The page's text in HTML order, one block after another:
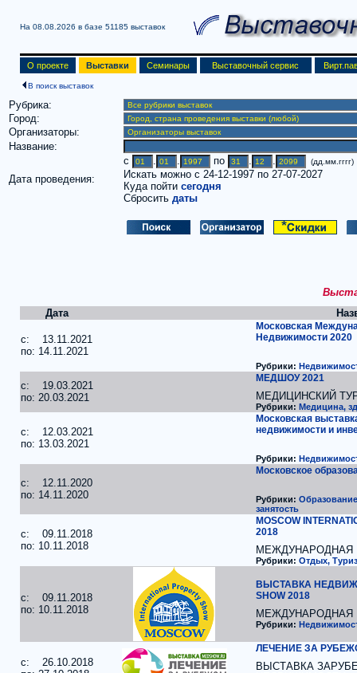
На 08.08.2026 в базе 51185 выставок
О проекте Выставки Семинары Выставочный сервис
В поиск выставок
Рубрика:
Город:
Организаторы:
Название:
Дата проведения:
c . . по . . (дд.мм.гггг)
Искать можно с 24-12-1997 по 27-07-2027
Куда пойти сегодня
Сбросить даты
Дата
c: 13.11.2021
по: 14.11.2021
Московская
Недвижимости 2020
Рубрики:
c: 19.03.2021
по: 20.03.2021
МЕДШОУ 2021
МЕДИЦИНСКИЙ
Рубрики: Медицина,
c: 12.03.2021
по: 13.03.2021
Московская
недвижимости и
Рубрики:
c: 12.11.2020
по: 14.11.2020
Московское
Рубрики:
занятость
c: 09.11.2018
по: 10.11.2018
MOSCOW
2018
МЕЖДУНАРОДНАЯ
Рубрики: Отдых,
c: 09.11.2018
по: 10.11.2018
ВЫСТАВКА
SHOW 2018
МЕЖДУНАРОДНАЯ
Рубрики:
c: 26.10.2018
ЛЕЧЕНИЕ ЗА
ВЫСТАВКА